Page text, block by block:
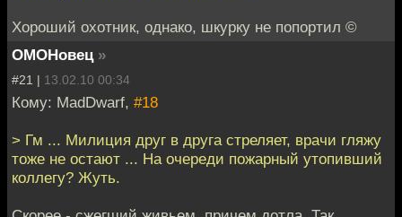
Хороший охотник, однако, шкурку не попортил ©
ОМОНовец »
#21 | 13.02.10 00:34
Кому: MadDwarf, #18
> Гм ... Милиция друг в друга стреляет, врачи гляжу
тоже не остают ... На очереди пожарный утопивший
коллегу? Жуть.